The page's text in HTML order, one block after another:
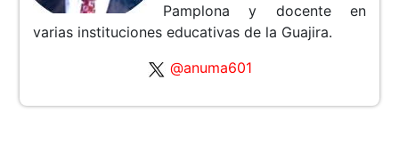
Pamplona y docente en
varias instituciones educativas de la Guajira.
@anuma601